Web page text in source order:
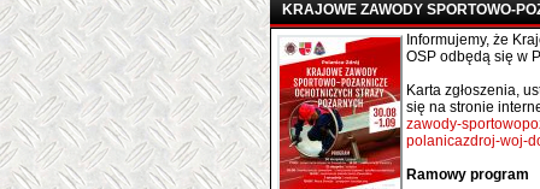
KRAJOWE ZAWODY SPORTOWO-
Informujemy, że
OSP odbędą się w
Karta zgłoszenia,
się na stronie
zawody-
polanicazdroj-woj-
Ramowy program